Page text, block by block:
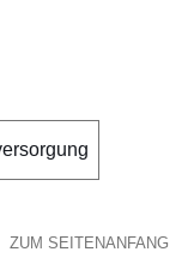
ZUM SEITENANFANG